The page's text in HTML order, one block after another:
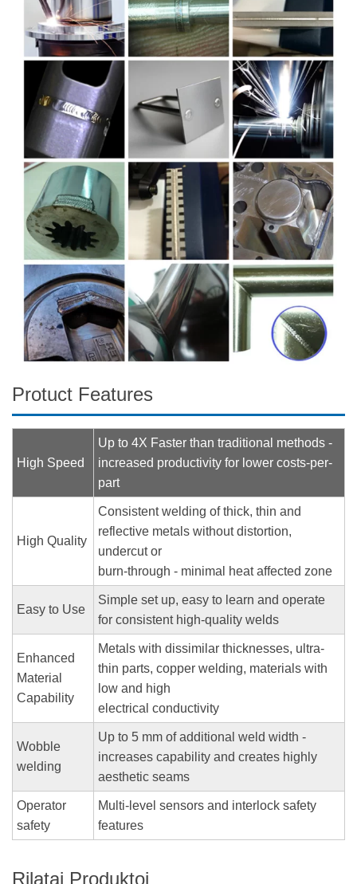
Protuct Features
High Speed
Up to 4X Faster than traditional methods -
increased productivity for lower costs-per-
part
High Quality
Consistent welding of thick, thin and
reflective metals without distortion,
undercut or
burn-through - minimal heat affected zone
Easy to Use
Simple set up, easy to learn and operate
for consistent high-quality welds
Enhanced
Material
Capability
Metals with dissimilar thicknesses, ultra-
thin parts, copper welding, materials with
low and high
electrical conductivity
Wobble
welding
Up to 5 mm of additional weld width -
increases capability and creates highly
aesthetic seams
Operator
safety
Multi-level sensors and interlock safety
features
Rilataj Produktoj